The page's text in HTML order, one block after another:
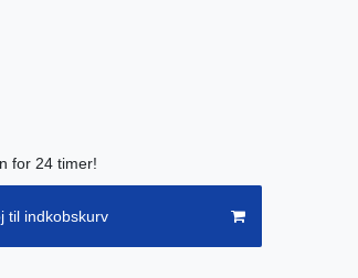
for 24 timer!
til indkobskurv